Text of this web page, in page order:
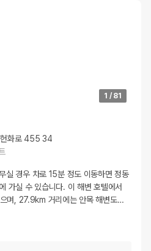
1 / 81
헌화로 455 34
실 경우 차로 15분 정도 이동하면 정동
가실 수 있습니다. 이 해변 호텔에서
며, 27.9km 거리에는 안목 해변도…